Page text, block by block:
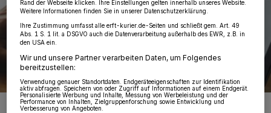
Foto: Shutterstock/tsingha25
Rand der Webseite klicken. Ihre Einstellungen gelten innerhalb unseres Website.
Weitere Informationen finden Sie in unserer Datenschutzerklärung.
Ihre Zustimmung umfasst alle erft-kurier.de-Seiten und schließt gem. Art. 49
Abs. 1 S. 1 lit. a DSGVO auch die Datenverarbeitung außerhalb des EWR, z.B. in
den USA ein.
Wir und unsere Partner verarbeiten Daten, um Folgendes
bereitzustellen:
Verwendung genauer Standortdaten. Endgeräteeigenschaften zur Identifikation
aktiv abfragen. Speichern von oder Zugriff auf Informationen auf einem Endgerät.
Personalisierte Werbung und Inhalte, Messung von Werbeleistung und der
Performance von Inhalten, Zielgruppenforschung sowie Entwicklung und
Verbesserung von Angeboten.